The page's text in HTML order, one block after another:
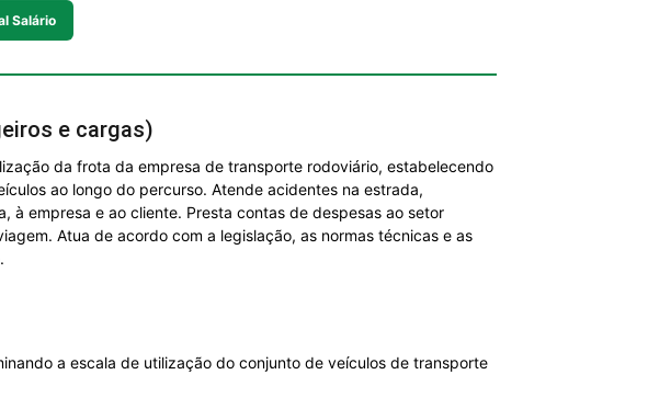
Salário
e cargas)
da frota da empresa de transporte rodoviário, estabelecendo
ao longo do percurso. Atende acidentes na estrada,
à empresa e ao cliente. Presta contas de despesas ao setor
Atua de acordo com a legislação, as normas técnicas e as
a escala de utilização do conjunto de veículos de transporte